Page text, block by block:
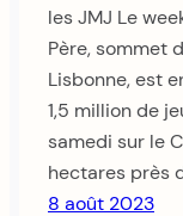
les JMJ Le
Père, sommet
Lisbonne, est
1,5 million de
samedi sur le
hectares près
8 août 2023